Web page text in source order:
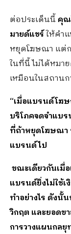
ต่อประเด็นนี้ คุณ
มายด์แชร์ให้คำ
หยุดโฆษณา แต่ก
ในที่นี้ ไม่ได้หมา
เหมือนในสถาน
“เมื่อแบรนด์โฆ
บริโภคจดจำแบ
ที่ถ้าหยุดโฆษณา
แบรนด์ไป
ขณะเดียวกันเมื่
แบรนด์ยิ่งไม่ใช้
ทำอย่างไร ดังนั้
วิกฤต และยอดข
การวางแผนกล